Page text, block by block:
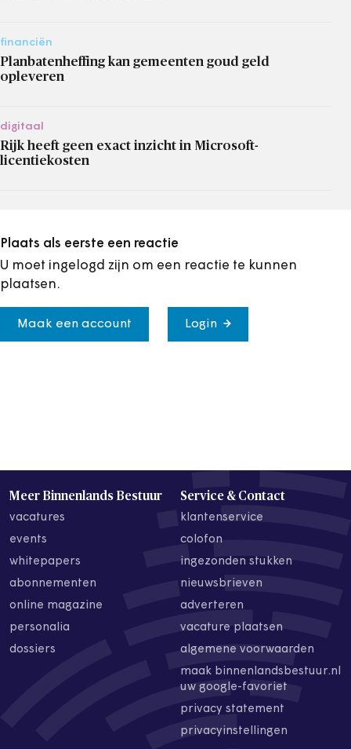
financiën
Planbatenheffing kan gemeenten goud geld
opleveren
digitaal
Rijk heeft geen exact inzicht in Microsoft-
licentiekosten
Plaats als eerste een reactie
U moet ingelogd zijn om een reactie te kunnen
plaatsen.
Maak een account Login
Meer Binnenlands Bestuur
vacatures
events
whitepapers
abonnementen
online magazine
personalia
dossiers
Service & Contact
klantenservice
colofon
ingezonden stukken
nieuwsbrieven
adverteren
vacature plaatsen
algemene voorwaarden
maak binnenlandsbestuur.nl
uw google-favoriet
privacy statement
privacyinstellingen